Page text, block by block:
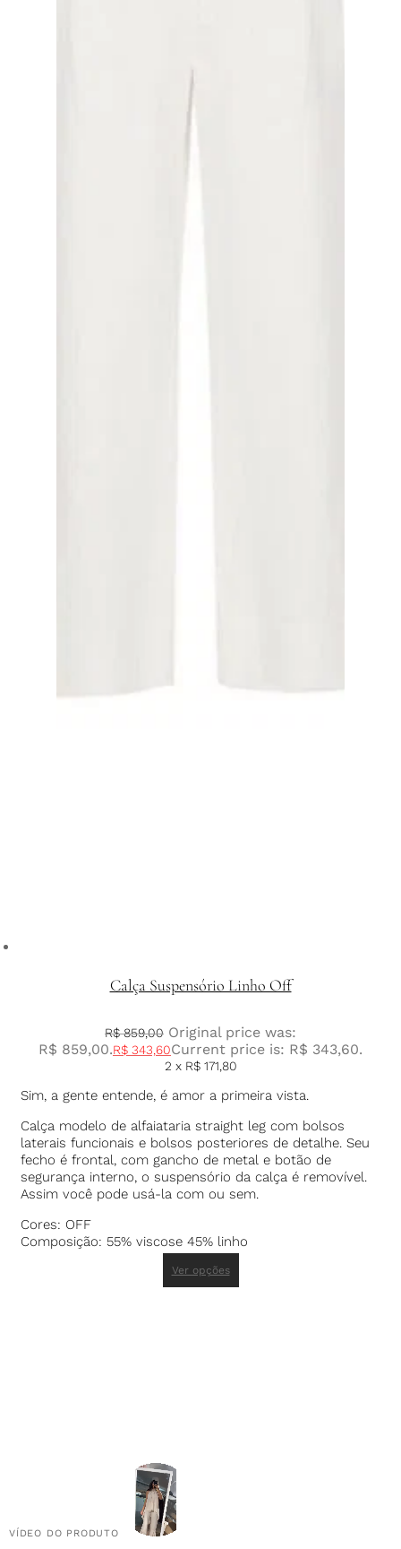
VÍDEO DO PRODUTO
Calça Suspensório Linho Off
R$859,00 Original price was:
R$ 859,00.R$ 343,60Current price is: R$ 343,60.
2 x R$171,80
Sim, a gente entende, é amor a primeira vista.
Calça modelo de alfaiataria straight leg com bolsos
laterais funcionais e bolsos posteriores de detalhe. Seu
fecho é frontal, com gancho de metal e botão de
segurança interno, o suspensório da calça é removível.
Assim você pode usá-la com ou sem.
Cores: OFF
Composição: 55% viscose 45% linho
Ver opções